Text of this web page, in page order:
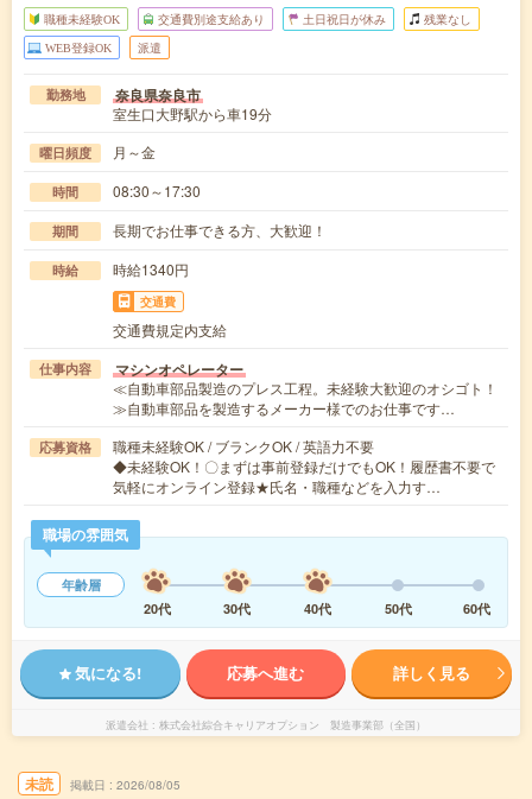
職種未経験OK 交通費別途支給あり 土日祝日が休み 残業なし
WEB登録OK 派遣
勤務地 奈良県奈良市
室生口大野駅から車19分
曜日頻度 月～金
時間 08:30～17:30
期間 長期でお仕事できる方、大歓迎！
時給 時給1340円
交通費
交通費規定内支給
仕事内容 マシンオペレーター
≪自動車部品製造のプレス工程。未経験大歓迎のオシゴト！
≫自動車部品を製造するメーカー様でのお仕事です…
応募資格
職種未経験OK / ブランクOK / 英語力不要
◆未経験OK！〇まずは事前登録だけでもOK！履歴書不要で
気軽にオンライン登録★氏名・職種などを入力す…
職場の雰囲気
年齢層
20代
30代 40代 50代 60代
気になる! 応募へ進む 詳しく見る
派遣会社 株式会社綜合キャリアオプション 製造事業部（全国）
未読 掲載日 2026/08/05